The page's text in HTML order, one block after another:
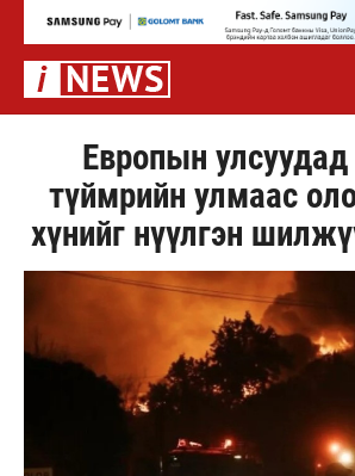
Европын улсуудад
түймрийн улмаас
хүнийг нүүлгэн